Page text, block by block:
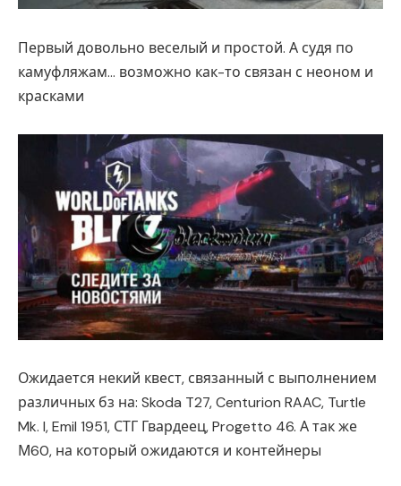
Первый довольно веселый и простой. А судя по
камуфляжам… возможно как-то связан с неоном и
красками
Ожидается некий квест, связанный с выполнением
различных бз на: Skoda T27, Centurion RAAC, Turtle
Mk. I, Emil 1951, СТГ Гвардеец, Progetto 46. А так же
М60, на который ожидаются и контейнеры